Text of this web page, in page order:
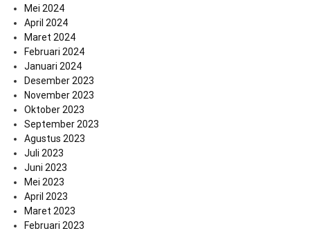
Mei 2024
April 2024
Maret 2024
Februari 2024
Januari 2024
Desember 2023
November 2023
Oktober 2023
September 2023
Agustus 2023
Juli 2023
Juni 2023
Mei 2023
April 2023
Maret 2023
Februari 2023